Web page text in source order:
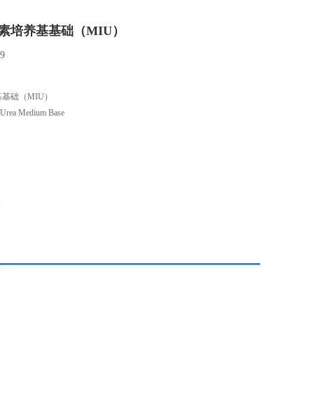
培养基基础（MIU）
础（MIU）
Medium Base